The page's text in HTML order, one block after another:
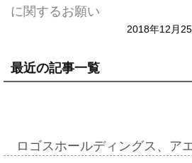
に関するお願い
2018年12月
最近の記事一覧
ロゴスホールディングス、ア